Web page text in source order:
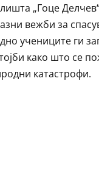
„Гоце
вежби за
учениците ги
како што се
катастрофи.